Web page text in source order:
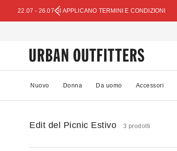
22.07 - 26.07 SI APPLICANO TERMINI E CONDIZIONI
Nuovo Donna Da uomo Accessori
Edit del Picnic Estivo 3 prodotti